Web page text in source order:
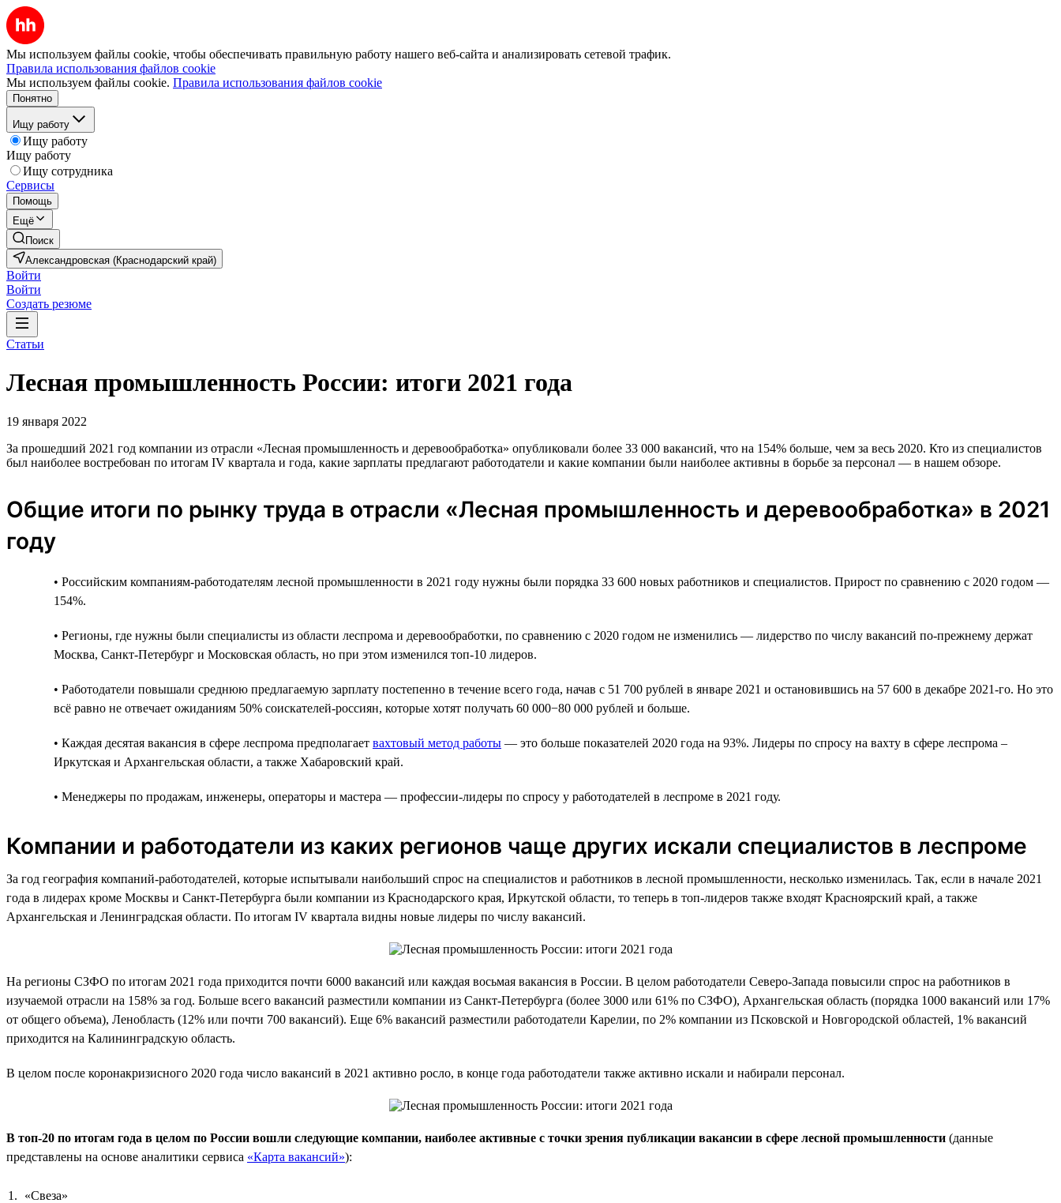
Мы используем файлы cookie, чтобы обеспечивать правильную работу нашего веб-сайта и анализировать сетевой трафик.
Правила использования файлов cookie
Мы используем файлы cookie. Правила использования файлов cookie
Понятно
Ищу работу
Ищу работу
Ищу работу
Ищу сотрудника
Сервисы
Помощь
Ещё
Поиск
Александровская (Краснодарский край)
Войти
Войти
Создать резюме
Статьи
Лесная промышленность России: итоги 2021 года
19 января 2022
За прошедший 2021 год компании из отрасли «Лесная промышленность и деревообработка» опубликовали более 33 000 вакансий, что на 154% больше, чем за весь 2020. Кто из специалистов
был наиболее востребован по итогам IV квартала и года, какие зарплаты предлагают работодатели и какие компании были наиболее активны в борьбе за персонал — в нашем обзоре.
Общие итоги по рынку труда в отрасли «Лесная промышленность и деревообработка» в 2021
году
• Российским компаниям-работодателям лесной промышленности в 2021 году нужны были порядка 33 600 новых работников и специалистов. Прирост по сравнению с 2020 годом —
154%.
• Регионы, где нужны были специалисты из области леспрома и деревообработки, по сравнению с 2020 годом не изменились — лидерство по числу вакансий по-прежнему держат
Москва, Санкт-Петербург и Московская область, но при этом изменился топ-10 лидеров.
• Работодатели повышали среднюю предлагаемую зарплату постепенно в течение всего года, начав с 51 700 рублей в январе 2021 и остановившись на 57 600 в декабре 2021-го. Но это
всё равно не отвечает ожиданиям 50% соискателей-россиян, которые хотят получать 60 000−80 000 рублей и больше.
• Каждая десятая вакансия в сфере леспрома предполагает вахтовый метод работы — это больше показателей 2020 года на 93%. Лидеры по спросу на вахту в сфере леспрома –
Иркутская и Архангельская области, а также Хабаровский край.
• Менеджеры по продажам, инженеры, операторы и мастера — профессии-лидеры по спросу у работодателей в леспроме в 2021 году.
Компании и работодатели из каких регионов чаще других искали специалистов в леспроме
За год география компаний-работодателей, которые испытывали наибольший спрос на специалистов и работников в лесной промышленности, несколько изменилась. Так, если в начале 2021
года в лидерах кроме Москвы и Санкт-Петербурга были компании из Краснодарского края, Иркутской области, то теперь в топ-лидеров также входят Красноярский край, а также
Архангельская и Ленинградская области. По итогам IV квартала видны новые лидеры по числу вакансий.
На регионы СЗФО по итогам 2021 года приходится почти 6000 вакансий или каждая восьмая вакансия в России. В целом работодатели Северо-Запада повысили спрос на работников в
изучаемой отрасли на 158% за год. Больше всего вакансий разместили компании из Санкт-Петербурга (более 3000 или 61% по СЗФО), Архангельская область (порядка 1000 вакансий или 17%
от общего объема), Ленобласть (12% или почти 700 вакансий). Еще 6% вакансий разместили работодатели Карелии, по 2% компании из Псковской и Новгородской областей, 1% вакансий
приходится на Калининградскую область.
В целом после коронакризисного 2020 года число вакансий в 2021 активно росло, в конце года работодатели также активно искали и набирали персонал.
В топ-20 по итогам года в целом по России вошли следующие компании, наиболее активные с точки зрения публикации вакансии в сфере лесной промышленности (данные
представлены на основе аналитики сервиса «Карта вакансий»):
«Свеза»